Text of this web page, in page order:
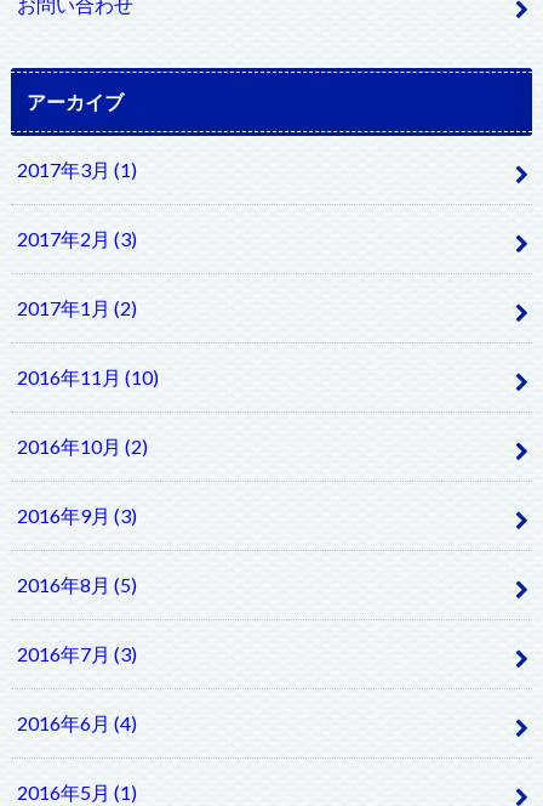
アーカイブ
2017年3月 (1)
2017年2月 (3)
2017年1月 (2)
2016年11月 (10)
2016年10月 (2)
2016年9月 (3)
2016年8月 (5)
2016年7月 (3)
2016年6月 (4)
2016年5月 (1)